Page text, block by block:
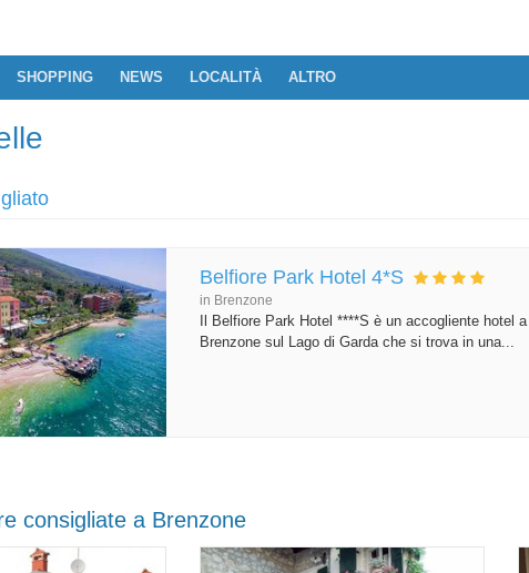
SHOPPING NEWS LOCALITÀ ALTRO
Belfiore Park Hotel 4*S
in Brenzone
Il Belfiore Park Hotel ****S è un accogliente hotel a
Brenzone sul Lago di Garda che si trova in una...
consigliate a Brenzone